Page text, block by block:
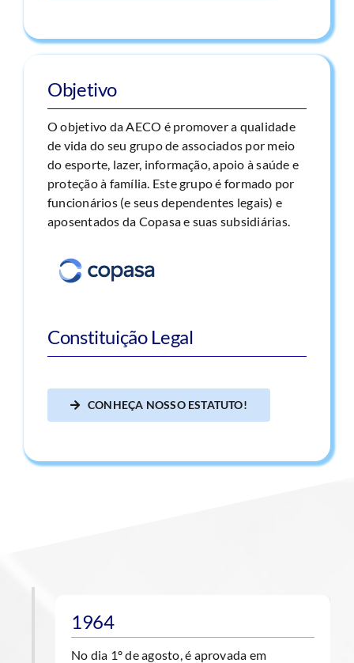
Objetivo
O objetivo da AECO é promover a qualidade
de vida do seu grupo de associados por meio
do esporte, lazer, informação, apoio à saúde e
proteção à família. Este grupo é formado por
funcionários (e seus dependentes legais) e
aposentados da Copasa e suas subsidiárias.
Constituição Legal
CONHEÇA NOSSO ESTATUTO!
1964
No dia 1º de agosto, é aprovada em